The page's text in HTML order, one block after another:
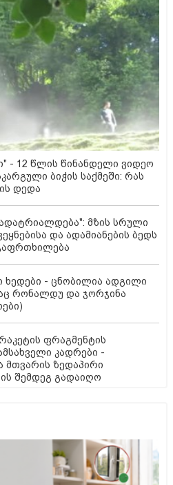
- 12 წლის წინანდელი ვიდეო
ბიჭის საქმეში: რას
დედა
მზის სრული
და ადამიანების ბედს
ხედები - ცნობილია ადგილი
რონალდუ და ჯორჯინა
ფრაგმენტის
კადრები -
მთვარის ზედაპირი
შემდეგ გადაიღო